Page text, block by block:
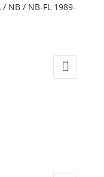
NB / NB-FL 1989-